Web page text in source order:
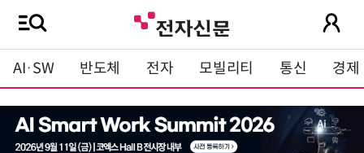
AI·SW 반도체 전자 모빌리티 통신 경제